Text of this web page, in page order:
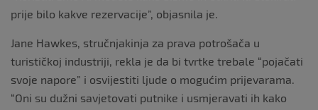
prije bilo kakve rezervacije”, objasnila je.
Jane Hawkes, stručnjakinja za prava potrošača u
turističkoj industriji, rekla je da bi tvrtke trebale “pojačati
svoje napore” i osvijestiti ljude o mogućim prijevarama.
“Oni su dužni savjetovati putnike i usmjeravati ih kako